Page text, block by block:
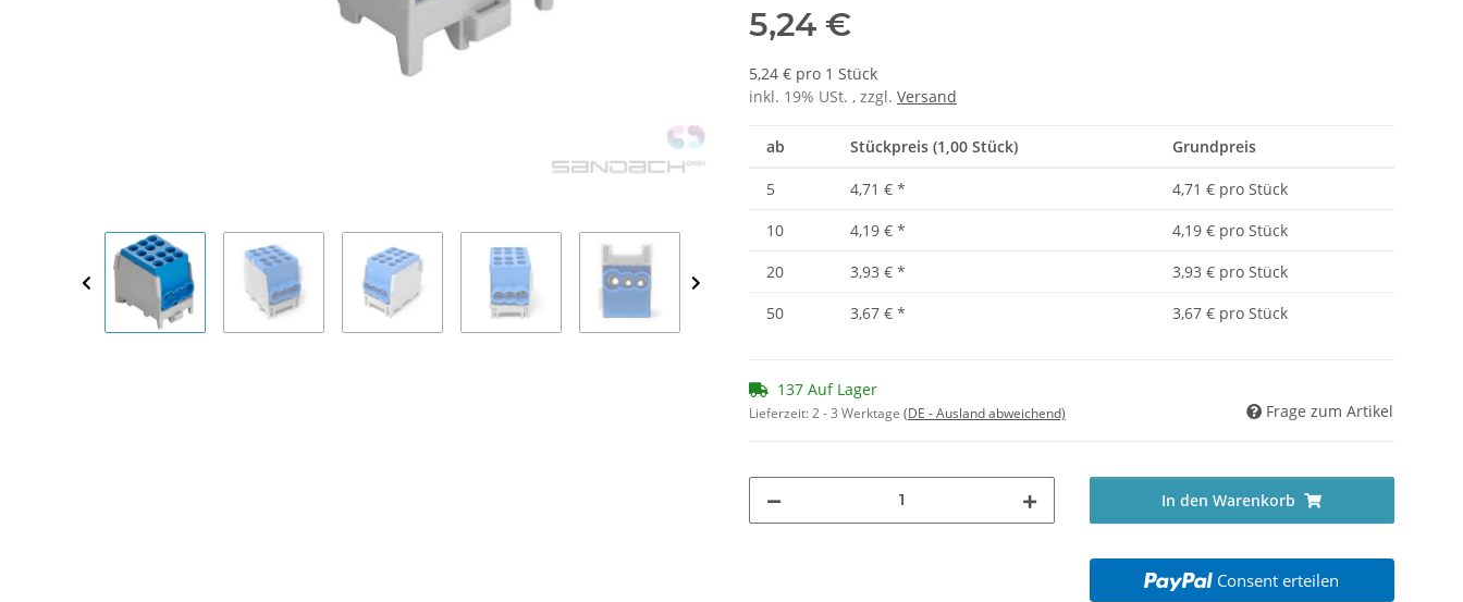
5,24 €
5,24 € pro 1 Stück
inkl. 19% USt. , zzgl. Versand
ab Stückpreis (1,00 Stück) Grundpreis
5 4,71 € *
4,71 € pro Stück
10
4,19 € *
4,19 € pro Stück
20
3,93 € *
3,93 € pro Stück
50
3,67 € * 3,67 € pro Stück
137 Auf Lager
Lieferzeit:2 - 3 Werktage (DE - Ausland abweichend) Frage zum Artikel
In den Warenkorb
Consent erteilen